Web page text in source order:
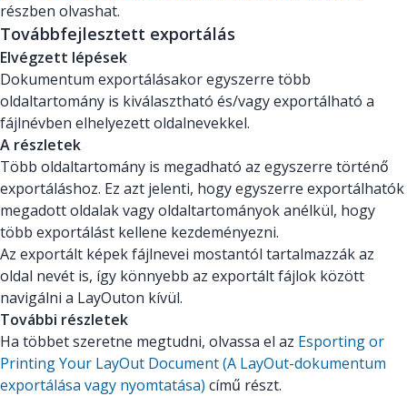
részben olvashat.
Továbbfejlesztett exportálás
Elvégzett lépések
Dokumentum exportálásakor egyszerre több
oldaltartomány is kiválasztható és/vagy exportálható a
fájlnévben elhelyezett oldalnevekkel.
A részletek
Több oldaltartomány is megadható az egyszerre történő
exportáláshoz. Ez azt jelenti, hogy egyszerre exportálhatók
megadott oldalak vagy oldaltartományok anélkül, hogy
több exportálást kellene kezdeményezni.
Az exportált képek fájlnevei mostantól tartalmazzák az
oldal nevét is, így könnyebb az exportált fájlok között
navigálni a LayOuton kívül.
További részletek
Ha többet szeretne megtudni, olvassa el az Esporting or
Printing Your LayOut Document (A LayOut-dokumentum
exportálása vagy nyomtatása) című részt.